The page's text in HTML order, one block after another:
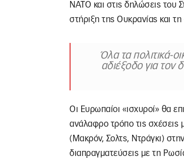
ΝΑΤΟ και στις δηλώσεις του
στήριξη της Ουκρανίας και
Όλα τα πολιτικά-
αδιέξοδο για τον
Οι Ευρωπαίοι «ισχυροί» θα
ανάλαφρο τρόπο τις σχέσεις
(Μακρόν, Σολτς, Ντράγκι)
διαπραγματεύσεις με τη